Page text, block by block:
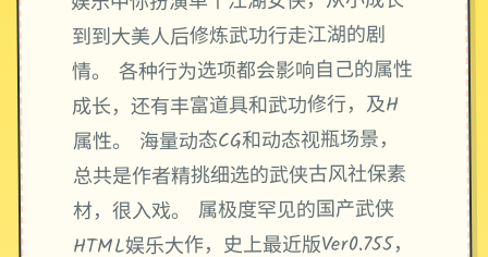
到到大美人后修炼武功行走江湖的剧
情。 各种行为选项都会影响自己的属性
成长，还有丰富道具和武功修行，及H
属性。 海量动态CG和动态视瓶场景，
总共是作者精挑细选的武侠古风社保素
材，很入戏。 属极度罕见的国产武侠
HTML娱乐大作，史上最近版Ver0.755，